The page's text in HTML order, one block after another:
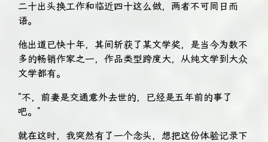
二十出头换工作和临近四十这么做，两者不可同日而
语。
他出道已快十年，其间斩获了某文学奖，是当今为数不
多的畅销作家之一，作品类型跨度大，从纯文学到大众
文学都有。
“不，前妻是交通意外去世的，已经是五年前的事了
吧。”
就在这时，我突然有了一个念头，想把这份体验记录下